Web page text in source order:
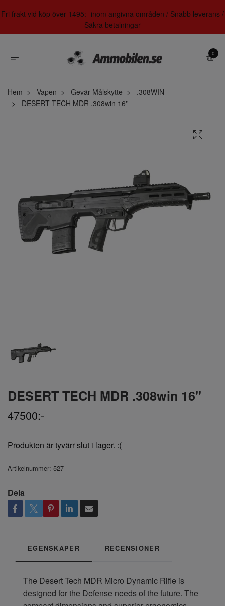
Fri frakt vid köp över 1495:- inom angivna områden / Snabb leverans /
Säkra betalningar
0
Hem Vapen Gevär Målskytte
.308WIN
DESERT TECH MDR .308win 16''
DESERT TECH MDR .308win 16''
47500:-
Produkten är tyvärr slut i lager. :(
Artikelnummer: 527
Dela
EGENSKAPER RECENSIONER
The Desert Tech MDR Micro Dynamic Rifle is
designed for the Defense needs of the future. The